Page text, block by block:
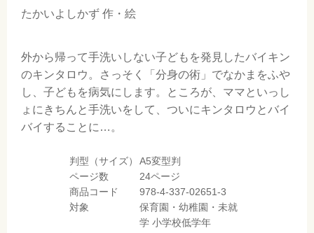
たかいよしかず 作・絵
外から帰って手洗いしない子どもを発見したバイキン
のキンタロウ。さっそく「分身の術」でなかまをふや
し、子どもを病気にします。ところが、ママといっし
ょにきちんと手洗いをして、ついにキンタロウとバイ
バイすることに…。
判型（サイズ）
A5変型判
ページ数
24ページ
商品コード
978-4-337-02651-3
対象
保育園・幼稚園・未就
学 小学校低学年